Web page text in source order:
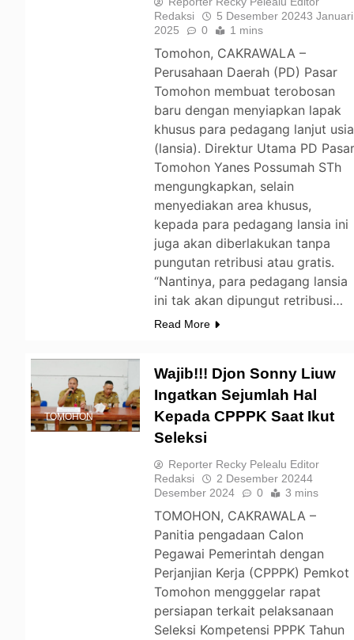
Redaksi
5 Desember 20243 Januari
2025
0 1 mins
Tomohon, CAKRAWALA –
Perusahaan Daerah (PD) Pasar
Tomohon membuat terobosan
baru dengan menyiapkan lapak
khusus para pedagang lanjut usia
(lansia). Direktur Utama PD
Tomohon Yanes Possumah STh
mengungkapkan, selain
menyediakan area khusus,
kepada para pedagang lansia ini
juga akan diberlakukan tanpa
pungutan retribusi atau gratis.
“Nantinya, para pedagang lansia
ini tak akan dipungut retribusi…
Read More
TOMOHON
Wajib!!! Djon Sonny Liuw
Ingatkan Sejumlah Hal
Kepada CPPPK Saat Ikut
Seleksi
Reporter Recky Pelealu Editor
Redaksi
2 Desember 20244
Desember 2024
0 3 mins
TOMOHON, CAKRAWALA –
Panitia pengadaan Calon
Pegawai Pemerintah dengan
Perjanjian Kerja (CPPPK) Pemkot
Tomohon mengggelar rapat
persiapan terkait pelaksanaan
Seleksi Kompetensi PPPK Tahun